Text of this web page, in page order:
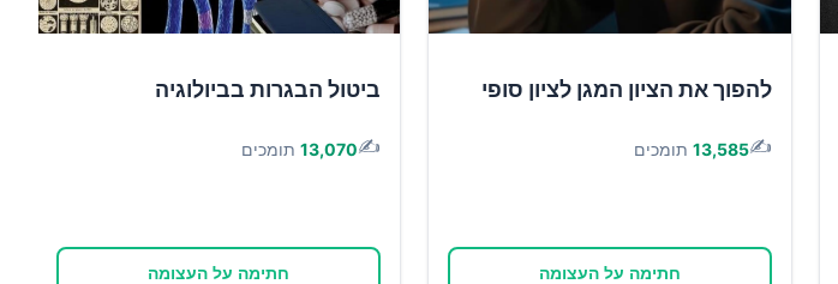
להפוך את הציון המגן לציון סופי
✍️
13,585 תומכים
חתימה על העצומה
ביטול הבגרות בביולוגיה
✍️
13,070 תומכים
חתימה על העצומה